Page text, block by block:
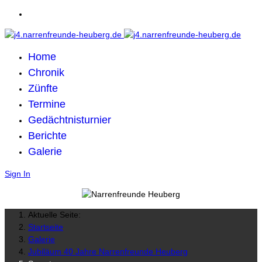
Home
Chronik
Zünfte
Termine
Gedächtnisturnier
Berichte
Galerie
Sign In
Aktuelle Seite:
Startseite
Galerie
Jubiläum 40 Jahre Narrenfreunde Heuberg